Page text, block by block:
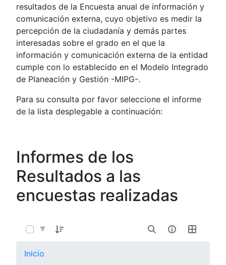
resultados de la Encuesta anual de información y
comunicación externa, cuyo objetivo es medir la
percepción de la ciudadanía y demás partes
interesadas sobre el grado en el que la
información y comunicación externa de la entidad
cumple con lo establecido en el Modelo Integrado
de Planeación y Gestión -MIPG-.
Para su consulta por favor seleccione el informe
de la lista desplegable a continuación:
Informes de los
Resultados a las
encuestas realizadas
Inicio